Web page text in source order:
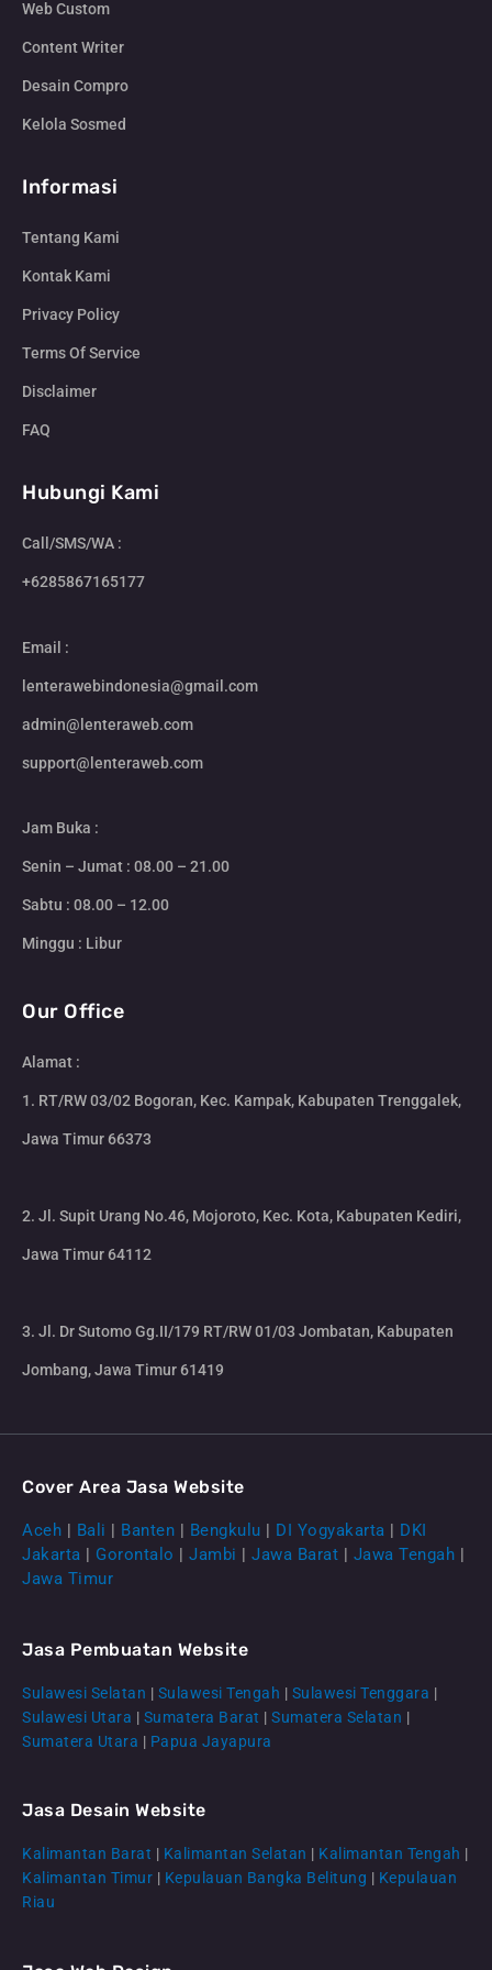
CS Lenteraweb
Web Custom
Content Writer
Desain Compro
Kelola Sosmed
Informasi
Tentang Kami
Kontak Kami
Privacy Policy
Terms Of Service
Disclaimer
FAQ
Hubungi Kami
Call/SMS/WA :
+6285867165177
Email :
lenterawebindonesia@gmail.com
admin@lenteraweb.com
support@lenteraweb.com
Jam Buka :
Senin – Jumat : 08.00 – 21.00
Sabtu : 08.00 – 12.00
Minggu : Libur
Our Office
Alamat :
1. RT/RW 03/02 Bogoran, Kec. Kampak, Kabupaten Trenggalek,
Jawa Timur 66373
2. Jl. Supit Urang No.46, Mojoroto, Kec. Kota, Kabupaten Kediri,
Jawa Timur 64112
3. Jl. Dr Sutomo Gg.II/179 RT/RW 01/03 Jombatan, Kabupaten
Jombang, Jawa Timur 61419
Cover Area Jasa Website
Aceh | Bali | Banten | Bengkulu | DI Yogyakarta | DKI
Jakarta | Gorontalo | Jambi | Jawa Barat | Jawa Tengah |
Jawa Timur
Jasa Pembuatan Website
Sulawesi Selatan | Sulawesi Tengah | Sulawesi Tenggara |
Sulawesi Utara | Sumatera Barat | Sumatera Selatan |
Sumatera Utara | Papua Jayapura
Jasa Desain Website
Kalimantan Barat | Kalimantan Selatan | Kalimantan Tengah |
Kalimantan Timur | Kepulauan Bangka Belitung | Kepulauan
Riau